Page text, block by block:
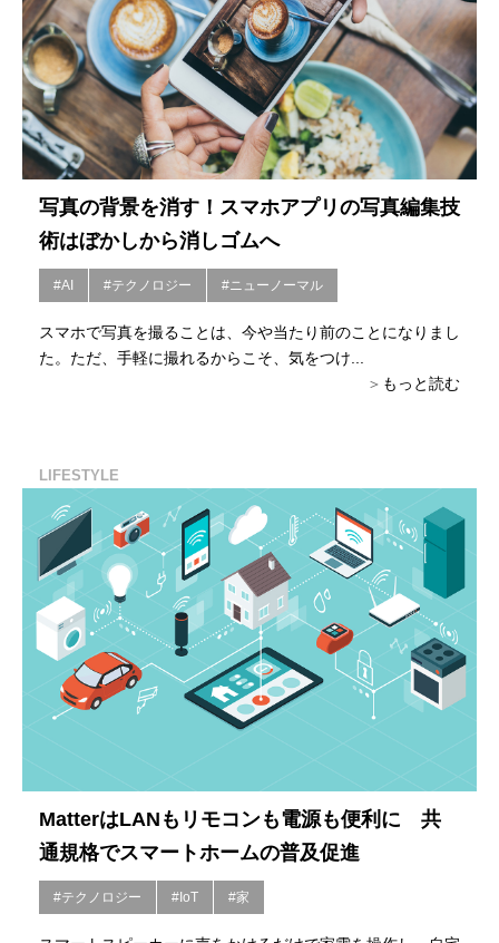
写真の背景を消す！スマホアプリの写真編集技
術はぼかしから消しゴムへ
#AI #テクノロジー #ニューノーマル
スマホで写真を撮ることは、今や当たり前のことになりまし
た。ただ、手軽に撮れるからこそ、気をつけ...
もっと読む
LIFESTYLE
MatterはLANもリモコンも電源も便利に 共
通規格でスマートホームの普及促進
#テクノロジー #IoT #家